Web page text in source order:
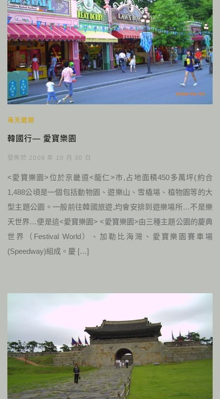
海天遊踪
韓國行— 愛寶樂園
發佈於 2009 年 10 月 30 日
<愛寶樂園>位於京畿道<龍仁>市,占地面積450多萬坪(約合
1,488公頃是一個包括動物園、遊樂山、雪橇場、植物園等的大
型主題公園。一般前往韓國旅遊,均會安排到遊樂場所…不是樂
天世界…便是這<愛寶樂園> <愛寶樂園>由三種主題公園的慶典
世界（Festival World）、加勒比海灣、愛寶樂園賽車場
(Speedway)組成。慶 […]